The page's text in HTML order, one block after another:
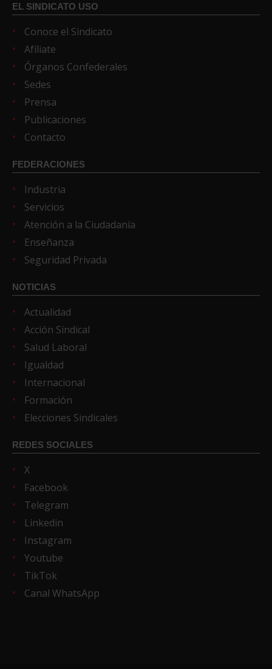
EL SINDICATO USO
Conoce el Sindicato
Afíliate
Órganos Confederales
Sedes
Prensa
Publicaciones
Contacto
FEDERACIONES
Industria
Servicios
Atención a la Ciudadanía
Enseñanza
Seguridad Privada
NOTICIAS
Actualidad
Acción Sindical
Salud Laboral
Igualdad
Internacional
Formación
Elecciones Sindicales
REDES SOCIALES
X
Facebook
Telegram
Linkedin
Instagram
Youtube
TikTok
Canal WhatsApp